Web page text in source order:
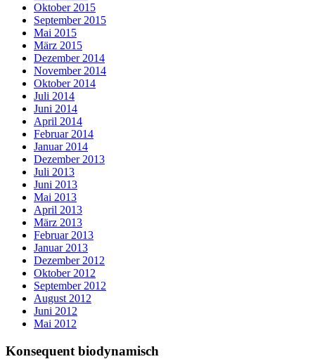
Oktober 2015
September 2015
Mai 2015
März 2015
Dezember 2014
November 2014
Oktober 2014
Juli 2014
Juni 2014
April 2014
Februar 2014
Januar 2014
Dezember 2013
Juli 2013
Juni 2013
Mai 2013
April 2013
März 2013
Februar 2013
Januar 2013
Dezember 2012
Oktober 2012
September 2012
August 2012
Juni 2012
Mai 2012
Konsequent biodynamisch